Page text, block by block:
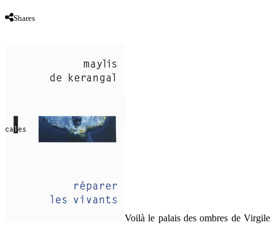
Shares
Voilà le palais des ombres de Virgile